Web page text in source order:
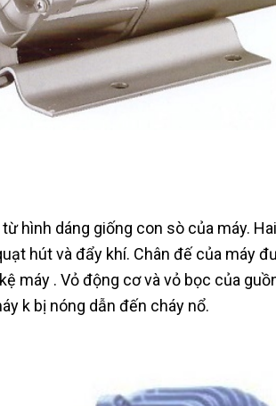
hình dáng giống con sò của máy.
hút và đẩy khí. Chân đế của máy
máy . Vỏ động cơ và vỏ bọc của
k bị nóng dẫn đến cháy nổ.